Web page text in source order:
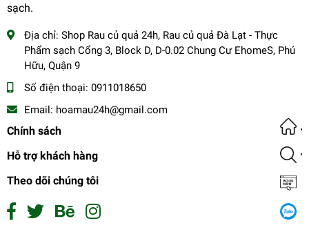
sạch.
Địa chỉ: Shop Rau củ quả 24h, Rau củ quả Đà Lạt - Thực
Phẩm sạch Cổng 3, Block D, D-0.02 Chung Cư EhomeS, Phú
Hữu, Quận 9
Số điện thoại: 0911018650
Email: hoamau24h@gmail.com
Chính sách
Hỗ trợ khách hàng
Theo dõi chúng tôi